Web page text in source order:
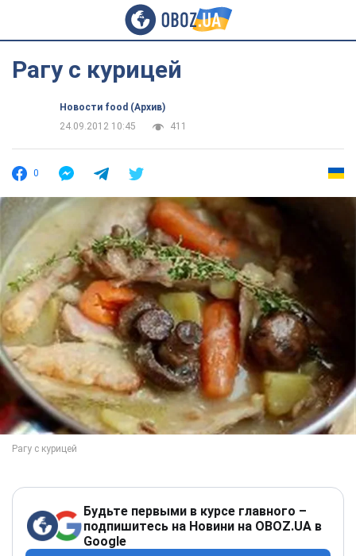
Рагу с курицей
Новости food (Архив)
24.09.2012 10:45
411
0
Будьте первыми в курсе главного –
подпишитесь на Новини на OBOZ.UA в
Google